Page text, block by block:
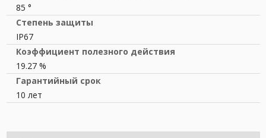
85 °
Степень защиты
IP67
Коэффициент полезного действия
19.27 %
Гарантийный срок
10 лет